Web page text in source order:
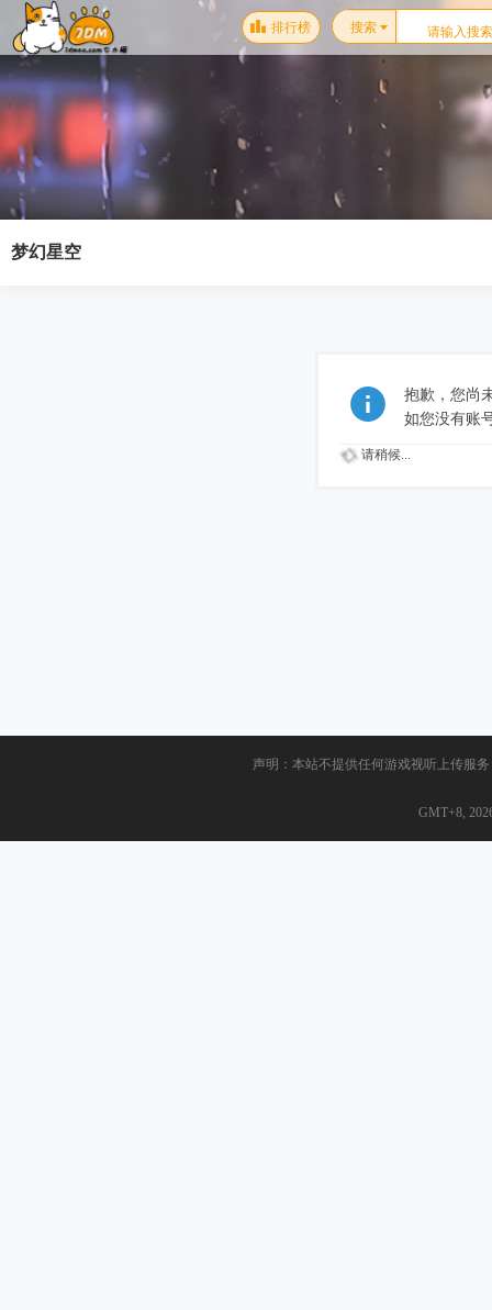
排行榜 搜索
梦幻星空
抱歉，您尚
如您没有账
请稍候...
声明：本站不提供任何游戏视听上传服
GMT+8,